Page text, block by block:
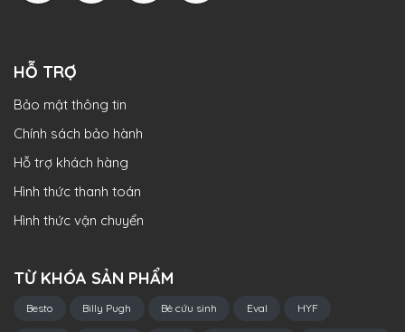
HỖ TRỢ
Bảo mật thông tin
Chính sách bảo hành
Hỗ trợ khách hàng
Hình thức thanh toán
Hình thức vận chuyển
TỪ KHÓA SẢN PHẨM
Besto Billy Pugh Bè cứu sinh Eval HYF